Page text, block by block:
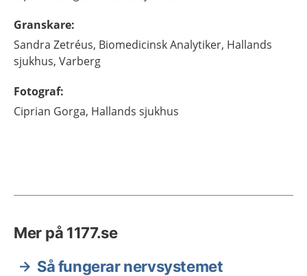
Granskare:
Sandra Zetréus, Biomedicinsk Analytiker, Hallands
sjukhus, Varberg
Fotograf:
Ciprian Gorga, Hallands sjukhus
Mer på 1177.se
Så fungerar nervsystemet